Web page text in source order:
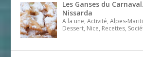
Les Ganses du
Nissarda
A la une, Activité, Alpes-
Dessert, Nice, Recettes,